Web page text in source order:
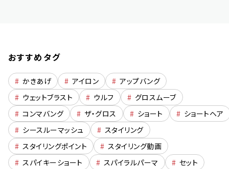
おすすめタグ
# かきあげ # アイロン # アップバング
# ウェットブラスト # ウルフ # グロスムーブ
# コンマバング # ザ・グロス # ショート # ショートヘア
# シースルーマッシュ # スタイリング
# スタイリングポイント # スタイリング動画
# スパイキーショート # スパイラルパーマ # セット